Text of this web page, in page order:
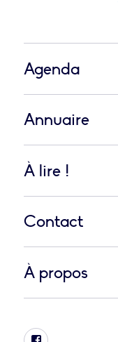
Agenda
Annuaire
À lire !
Contact
À propos
Facebook